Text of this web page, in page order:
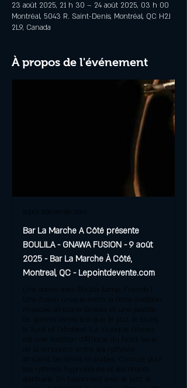
23 août 2025, 21 h 30 – 24 août 2025, 03 h 00
Montréal, 5043 R. Saint-Denis, Montréal, QC H2J
2L9, Canada
À propos de l'événement
lepointdevente.com
Bar La Marche A Côté présente
BOULILA - GNAWA FUSION - 9 août
2025 - Bar La Marche À Côté,
Montreal, QC - Lepointdevente.com
Une soirée avec Boulila &amp; Friends !
Une fusion unique entre la riche tradition
musicale africaine Gnawa et une palette
de genres variés tels que le jazz, le blues,
le funk et l'afrobeat !La musique Gnawa
est une tradition d'Afrique du Nord, issue
de la rencontre entre les rythmes
africains, berbères et arabes. Connue pour
ses rythmes hypnotiques et ses chants
spirituels. En fusionnant avec le jazz, le